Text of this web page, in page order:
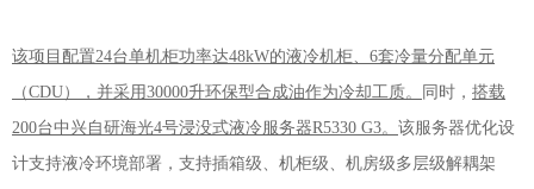
该项目配置24台单机柜功率达48kW的液冷机柜、6套冷量分配单元
（CDU），并采用30000升环保型合成油作为冷却工质。 同时， 搭载
200台中兴自研海光4号浸没式液冷服务器R5330 G3。 该服务器优化设
计支持液冷环境部署，支持插箱级、机柜级、机房级多层级解耦架